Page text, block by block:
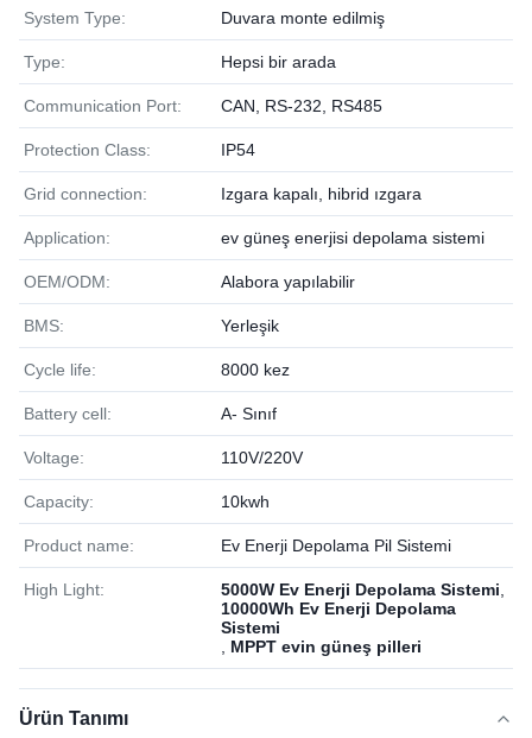
System Type: Duvara monte edilmiş
Type: Hepsi bir arada
Communication Port: CAN, RS-232, RS485
Protection Class: IP54
Grid connection: Izgara kapalı, hibrid ızgara
Application: ev güneş enerjisi depolama sistemi
OEM/ODM: Alabora yapılabilir
BMS: Yerleşik
Cycle life: 8000 kez
Battery cell: A- Sınıf
Voltage: 110V/220V
Capacity: 10kwh
Product name: Ev Enerji Depolama Pil Sistemi
High Light: 5000W Ev Enerji Depolama Sistemi
10000Wh Ev Enerji Depolama
Sistemi
MPPT evin güneş pilleri
Ürün Tanımı